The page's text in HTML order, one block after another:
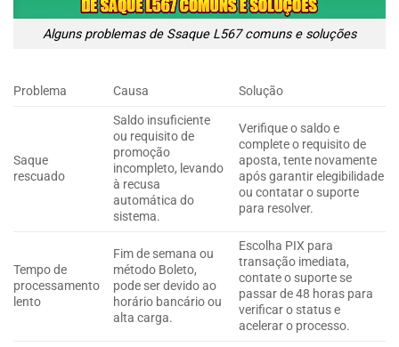
Alguns problemas de Ssaque L567 comuns e soluções
Problema Causa Solução
Saque
rescuado
Saldo insuficiente
ou requisito de
promoção
incompleto, levando
à recusa
automática do
sistema.
Verifique o saldo e
complete o requisito de
aposta, tente novamente
após garantir elegibilidade
ou contatar o suporte
para resolver.
Tempo de
processamento
lento
Fim de semana ou
método Boleto,
pode ser devido ao
horário bancário ou
alta carga.
Escolha PIX para
transação imediata,
contate o suporte se
passar de 48 horas para
verificar o status e
acelerar o processo.